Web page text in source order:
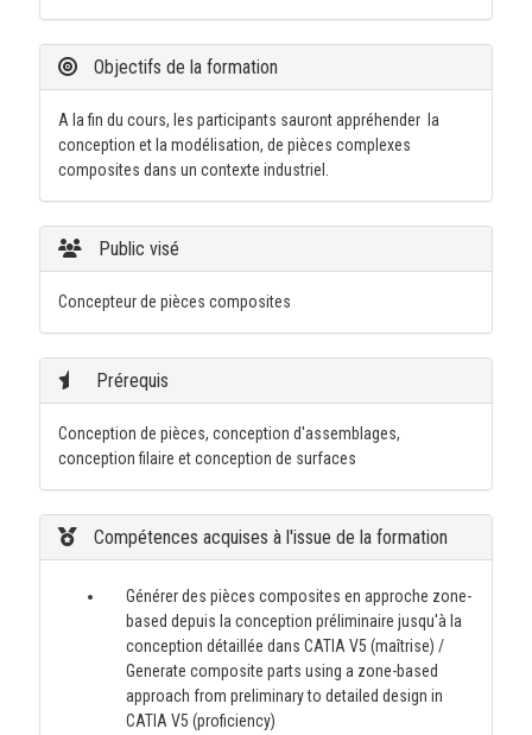
Objectifs de la formation
A la fin du cours, les participants sauront appréhender la
conception et la modélisation, de pièces complexes
composites dans un contexte industriel.
Public visé
Concepteur de pièces composites
Prérequis
Conception de pièces, conception d'assemblages,
conception filaire et conception de surfaces
Compétences acquises à l'issue de la formation
Générer des pièces composites en approche zone-
based depuis la conception préliminaire jusqu'à la
conception détaillée dans CATIA V5 (maîtrise) /
Generate composite parts using a zone-based
approach from preliminary to detailed design in
CATIA V5 (proficiency)